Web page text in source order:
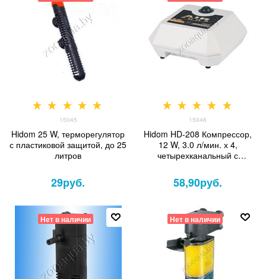
15045
Hidom 25 W, терморегулятор
с пластиковой защитой, до 25
литров
29руб.
15046
Hidom HD-208 Компрессор,
12 W, 3.0 л/мин. х 4,
четырехканальный с
58,90руб.
Нет в наличии Нет в наличии